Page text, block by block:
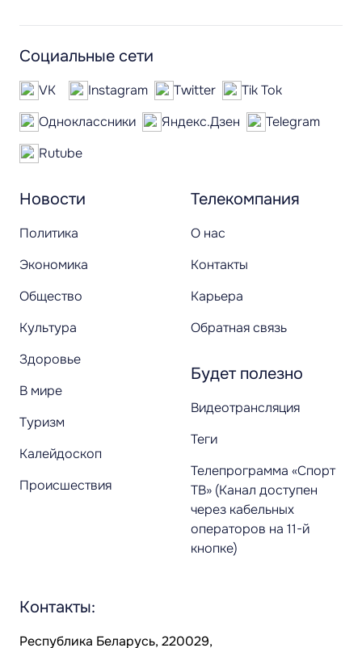
Новости
Политика
Экономика
Общество
Культура
Здоровье
В мире
Туризм
Калейдоскоп
Происшествия
Телекомпания
О нас
Контакты
Карьера
Обратная связь
Будет полезно
Видеотрансляция
Теги
Телепрограмма «Спорт
ТВ» (Канал доступен
через кабельных
операторов на 11-й
кнопке)
Социальные сети
VK Instagram Twitter
Tik Tok
Одноклассники
Яндекс.Дзен
Telegram
Rutube
Контакты:
Республика Беларусь, 220029,